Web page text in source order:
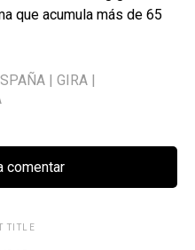
que acumula más de 65
| GIRA |
comentar
TITLE